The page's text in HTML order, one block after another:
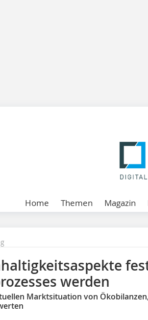
Home Themen Magazin
werden
Marktsituation von